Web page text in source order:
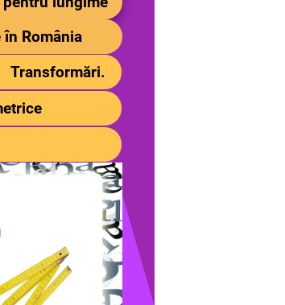
România
Transformări.